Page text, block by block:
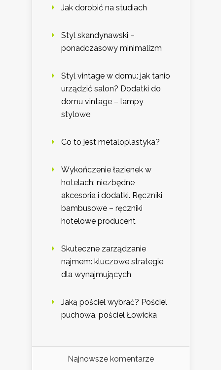
Jak dorobić na studiach
Styl skandynawski –
ponadczasowy minimalizm
Styl vintage w domu: jak tanio
urządzić salon? Dodatki do
domu vintage – lampy
stylowe
Co to jest metaloplastyka?
Wykończenie łazienek w
hotelach: niezbędne
akcesoria i dodatki. Ręczniki
bambusowe – ręczniki
hotelowe producent
Skuteczne zarządzanie
najmem: kluczowe strategie
dla wynajmujących
Jaką pościel wybrać? Pościel
puchowa, pościel Łowicka
Najnowsze komentarze